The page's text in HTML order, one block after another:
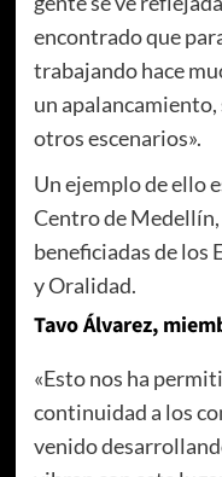
encontrado que
trabajando hace
un
otros escenarios».
Un ejemplo de ello
Centro de
beneficiadas de los
y Oralidad.
Tavo Álvarez,
«Esto nos ha
continuidad a los
venido